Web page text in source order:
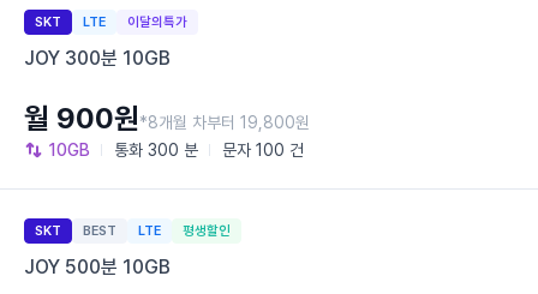
SKT LTE 이달의특가
JOY 300분 10GB
10GB 통화 300 분 문자 100 건
월 900원*8개월 차부터 19,800원
SKT BEST LTE 평생할인
JOY 500분 10GB